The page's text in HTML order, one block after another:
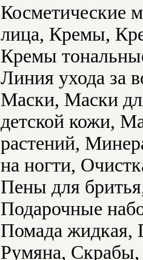
Косметические
лица, Кремы,
Кремы
Линия ухода за
Маски, Маски
детской кожи,
растений,
на ногти,
Пены для
Подарочные
Помада жидкая,
Румяна, Скрабы,